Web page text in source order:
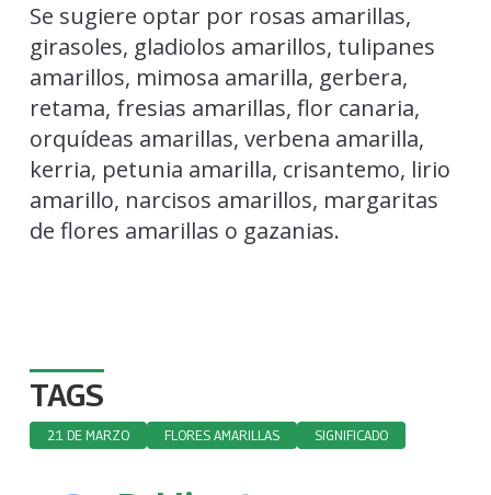
Se sugiere optar por rosas amarillas,
girasoles, gladiolos amarillos, tulipanes
amarillos, mimosa amarilla, gerbera,
retama, fresias amarillas, flor canaria,
orquídeas amarillas, verbena amarilla,
kerria, petunia amarilla, crisantemo, lirio
amarillo, narcisos amarillos, margaritas
de flores amarillas o gazanias.
TAGS
21 DE MARZO FLORES AMARILLAS SIGNIFICADO